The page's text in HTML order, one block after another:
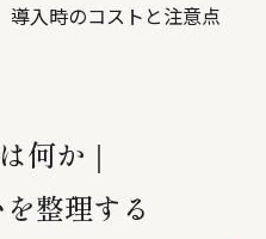
導入時のコストと注意点
何か｜
整理する